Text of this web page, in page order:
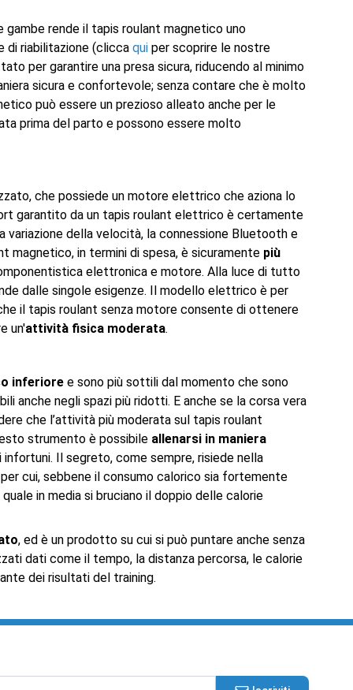
rende il tapis roulant magnetico uno
di riabilitazione (clicca qui per scoprire le nostre
per garantire una presa sicura, riducendo al minimo
sicura e confortevole; senza contare che è molto
può essere un prezioso alleato anche per le
prima del parto e possono essere molto
che possiede un motore elettrico che aziona lo
garantito da un tapis roulant elettrico è certamente
della velocità, la connessione Bluetooth e
magnetico, in termini di spesa, è sicuramente più
elettronica e motore. Alla luce di tutto
dalle singole esigenze. Il modello elettrico è per
il tapis roulant senza motore consente di ottenere
un'attività fisica moderata.
inferiore e sono più sottili dal momento che sono
anche negli spazi più ridotti. E anche se la corsa vera
che l’attività più moderata sul tapis roulant
strumento è possibile allenarsi in maniera
infortuni. Il segreto, come sempre, risiede nella
cui, sebbene il consumo calorico sia fortemente
in media si bruciano il doppio delle calorie
, ed è un prodotto su cui si può puntare anche senza
dati come il tempo, la distanza percorsa, le calorie
dei risultati del training.